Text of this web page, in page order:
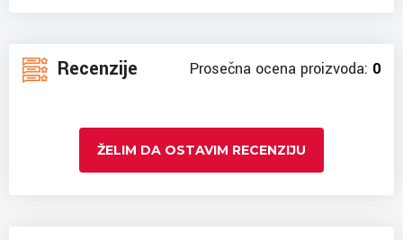
Recenzije Prosečna ocena proizvoda: 0
ŽELIM DA OSTAVIM RECENZIJU